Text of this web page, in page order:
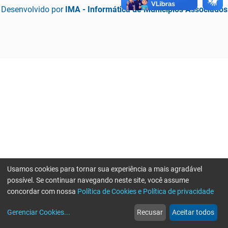
Desenvolvido por IMA - Informática de Municípios Associados
web
Notícias
more_horiz
Mais
Usamos cookies para tornar sua experiência a mais agradável
possível. Se continuar navegando neste site, você assume
concordar com nossa Política de Cookies e Política de privacidade
Gerenciar Cookies... Recusar Aceitar todos
Erro ao enviar informações, por favor tente novamente